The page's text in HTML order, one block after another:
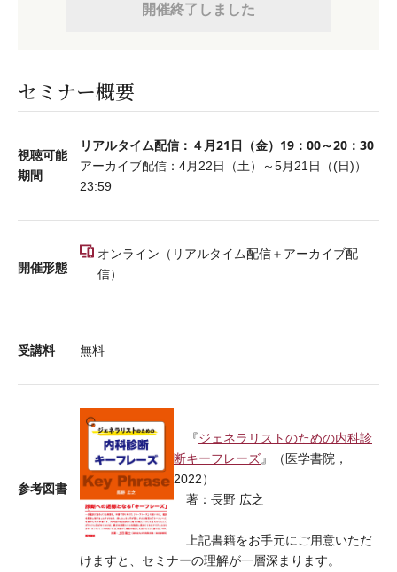
開催終了しました
セミナー概要
視聴可能
期間
リアルタイム配信：４月21日（金）19：00～20：30
アーカイブ配信：4月22日（土）～5月21日（(日)）
23:59
開催形態
オンライン（リアルタイム配信＋アーカイブ配
信）
受講料 無料
参考図書
『ジェネラリストのための内科診
断キーフレーズ』（医学書院，
2022）
著：長野 広之
上記書籍をお手元にご用意いただ
けますと、セミナーの理解が一層深まります。